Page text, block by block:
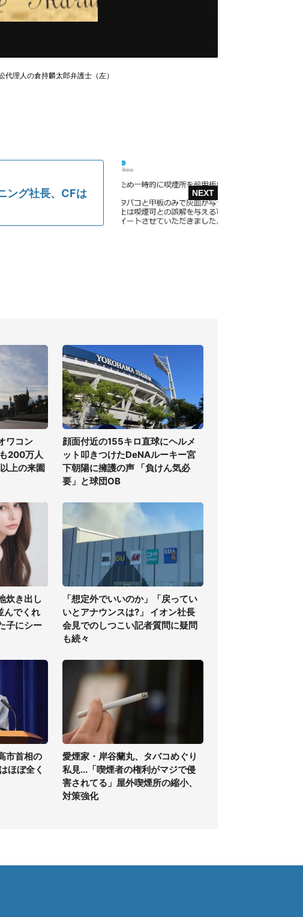
理人の倉持麟太郎弁護士（左）
ング社長、CFは
ワコン
200万人
上の来園
顔面付近の155キロ直球にヘルメ
ット叩きつけたDeNAルーキー宮
下朝陽に擁護の声 「負けん気必
要」と球団OB
炊き出し
んでくれ
子にシー
「想定外でいいのか」「戻ってい
いとアナウンスは?」 イオン社長
会見でのしつこい記者質問に疑問
も続々
市首相の
ほぼ全く
愛煙家・岸谷蘭丸、タバコめぐり
私見...「喫煙者の権利がマジで侵
害されてる」屋外喫煙所の縮小、
対策強化